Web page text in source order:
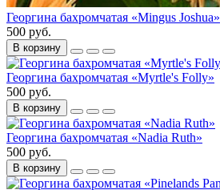
Георгина бахромчатая «Mingus Joshua»
500 руб.
В корзину
Георгина бахромчатая «Myrtle's Folly»
500 руб.
В корзину
Георгина бахромчатая «Nadia Ruth»
500 руб.
В корзину